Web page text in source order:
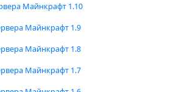
Майнкрафт 1.10
Майнкрафт 1.9
Майнкрафт 1.8
Майнкрафт 1.7